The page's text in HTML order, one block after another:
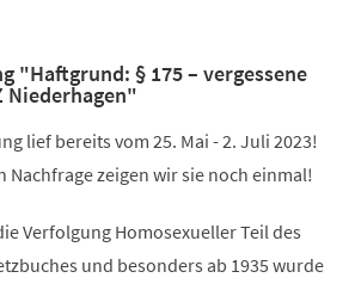
"Haftgrund: § 175 – vergessene
Niederhagen"
lief bereits vom 25. Mai - 2. Juli 2023!
zeigen wir sie noch einmal!
Verfolgung Homosexueller Teil des
und besonders ab 1935 wurde